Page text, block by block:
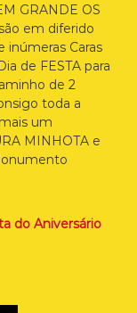
GRANDE OS
em diferido
inúmeras Caras
de FESTA para
de 2
toda a
um
MINHOTA e
do Aniversário